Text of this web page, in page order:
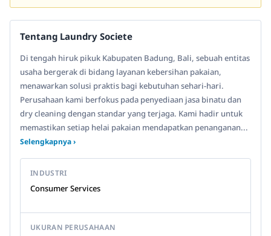
Tentang Laundry Societe
Di tengah hiruk pikuk Kabupaten Badung, Bali, sebuah entitas
usaha bergerak di bidang layanan kebersihan pakaian,
menawarkan solusi praktis bagi kebutuhan sehari-hari.
Perusahaan kami berfokus pada penyediaan jasa binatu dan
dry cleaning dengan standar yang terjaga. Kami hadir untuk
memastikan setiap helai pakaian mendapatkan penanganan...
Selengkapnya ›
INDUSTRI
Consumer Services
UKURAN PERUSAHAAN